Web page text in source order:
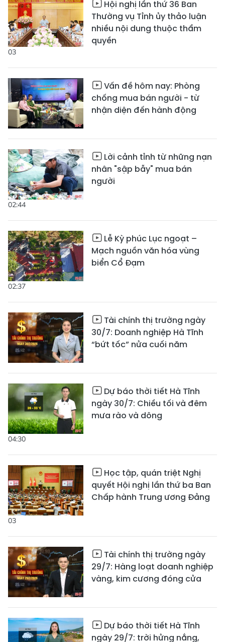
03
Hội nghị lần thứ 36 Ban
Thường vụ Tỉnh ủy thảo luận
nhiều nội dung thuộc thẩm
quyền
Vấn đề hôm nay: Phòng
chống mua bán người - từ
nhận diện đến hành động
02:44
Lời cảnh tỉnh từ những nạn
nhân "sập bẫy" mua bán
người
02:37
Lễ Kỳ phúc Lục ngoạt –
Mạch nguồn văn hóa vùng
biển Cổ Đạm
Tài chính thị trường ngày
30/7: Doanh nghiệp Hà Tĩnh
“bứt tốc” nửa cuối năm
04:30
Dự báo thời tiết Hà Tĩnh
ngày 30/7: Chiều tối và đêm
mưa rào và dông
03
Học tập, quán triệt Nghị
quyết Hội nghị lần thứ ba Ban
Chấp hành Trung ương Đảng
Tài chính thị trường ngày
29/7: Hàng loạt doanh nghiệp
vàng, kim cương đóng cửa
Dự báo thời tiết Hà Tĩnh
ngày 29/7: trời hửng nắng,